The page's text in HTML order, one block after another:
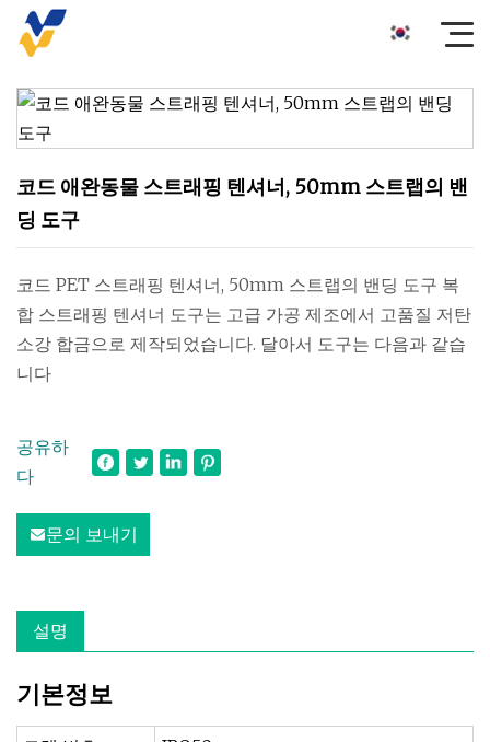
코드 애완동물 스트래핑 텐셔너, 50mm 스트랩의 밴
딩 도구
코드 PET 스트래핑 텐셔너, 50mm 스트랩의 밴딩 도구 복
합 스트래핑 텐셔너 도구는 고급 가공 제조에서 고품질 저탄
소강 합금으로 제작되었습니다. 달아서 도구는 다음과 같습
니다
공유하
다
문의 보내기
설명
기본정보